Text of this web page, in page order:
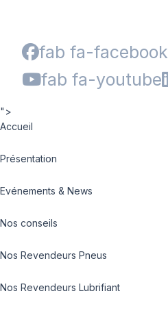
fab fa-facebook
fab fa-youtube
">
Accueil
Présentation
Evénements & News
Nos conseils
Nos Revendeurs Pneus
Nos Revendeurs Lubrifiant